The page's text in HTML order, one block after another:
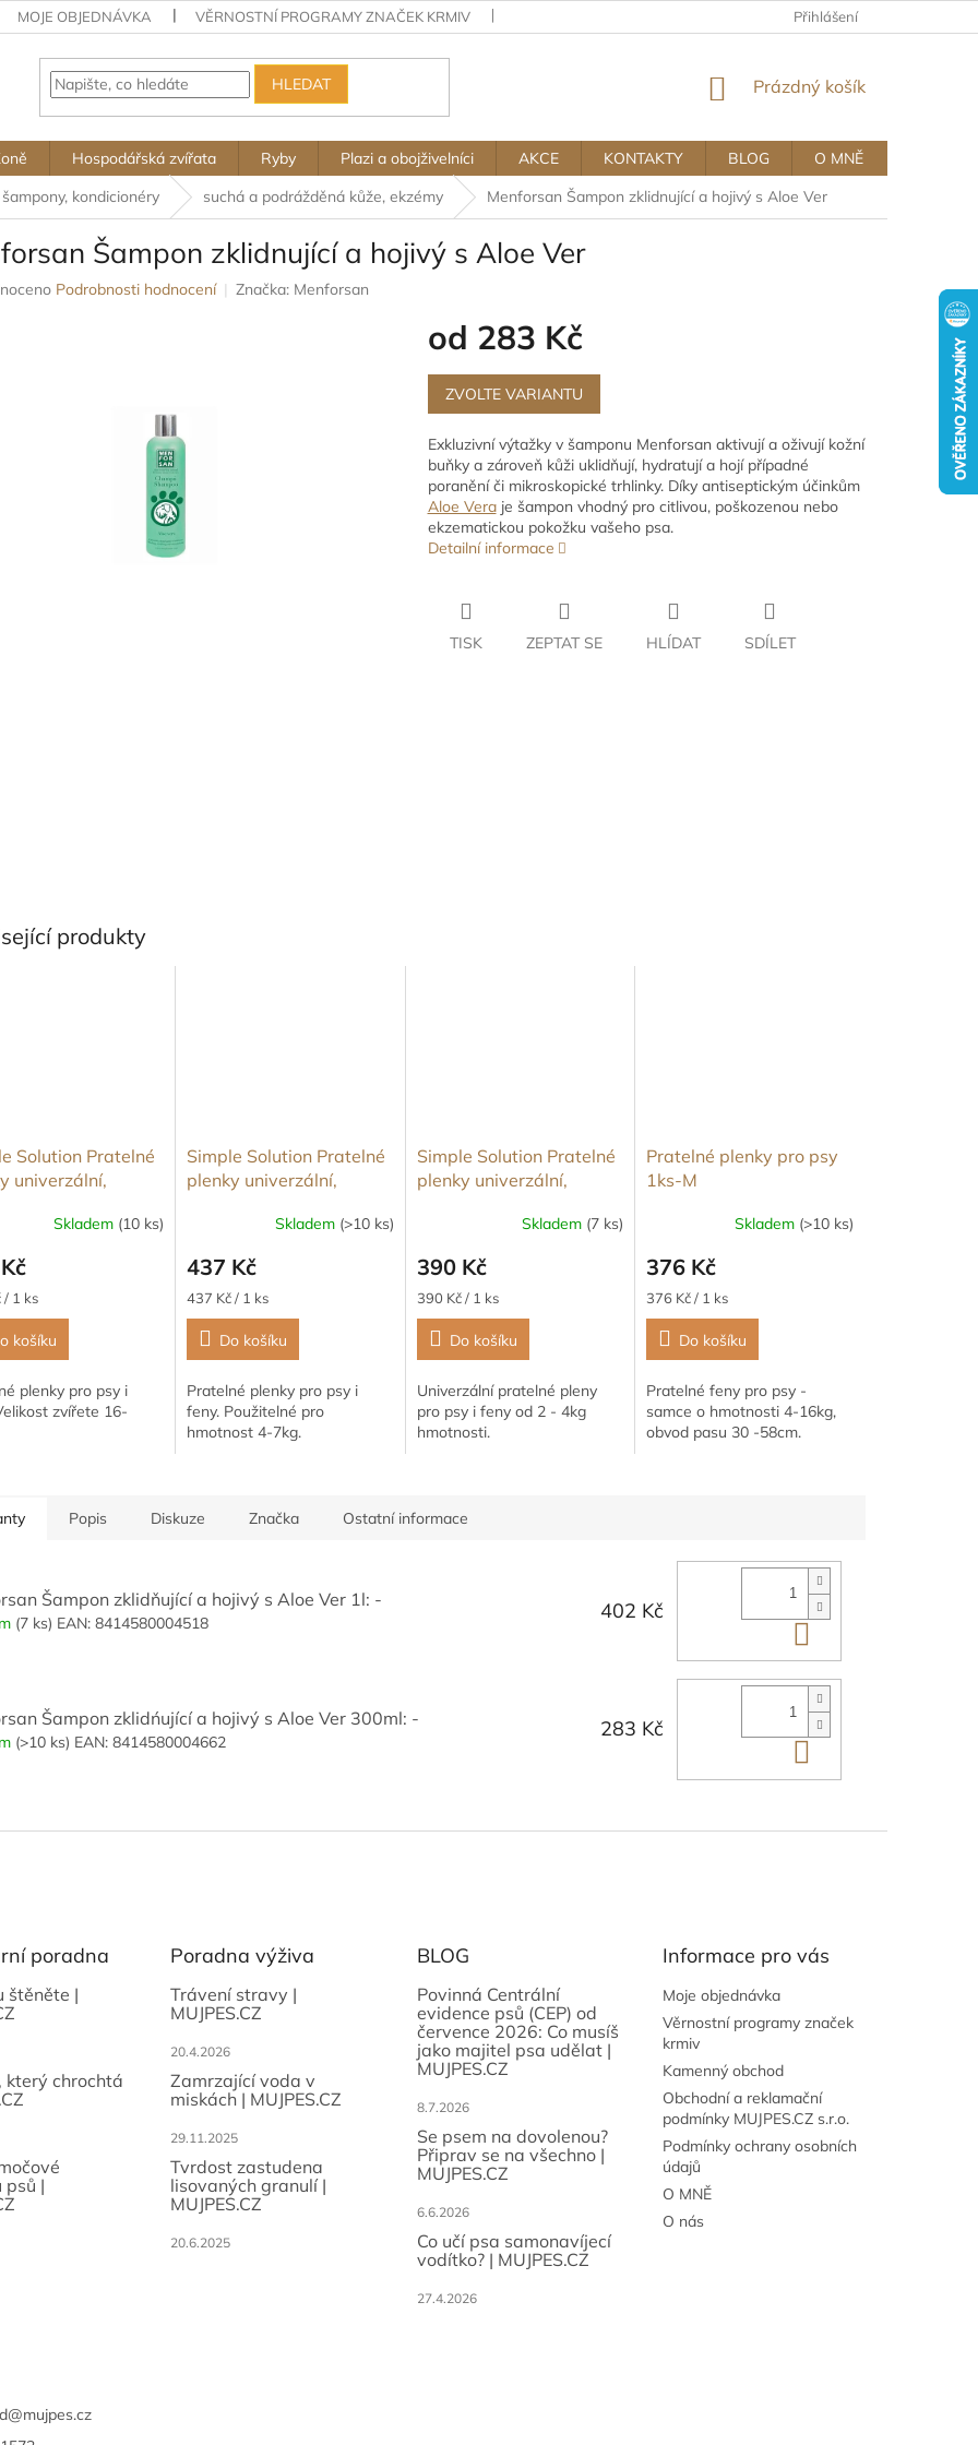
MOJE OBJEDNÁVKA VĚRNOSTNÍ PROGRAMY ZNAČEK KRMIV OBCHODNÍ A REKLAMAČNÍ PODMÍNKY
Přihlášení
HLEDAT
NÁKUPNÍ
Prázdný košík
Hospodářská zvířata Ryby Plazi a obojživelníci AKCE KONTAKTY BLOG
O MNĚ
šampony, kondicionéry suchá a podrážděná kůže, ekzémy Menforsan Šampon zklidnující a hojivý s Aloe Ver
Šampon zklidnující a hojivý s Aloe Ver
Podrobnosti hodnocení Značka: Menforsan
od 283 Kč
Měrná
cena:
ZVOLTE VARIANTU
Exkluzivní výtažky v šamponu Menforsan aktivují a oživují kožní
buňky a zároveň kůži uklidňují, hydratují a hojí případné
poranění či mikroskopické trhlinky. Díky antiseptickým účinkům
Aloe Veraje šampon vhodný pro citlivou, poškozenou nebo
ekzematickou pokožku vašeho psa.
Detailní informace
TISK ZEPTAT SE HLÍDAT SDÍLET
produkty
Solution Pratelné
univerzální,
Skladem (10 ks)
/ 1 ks
košíku
plenky pro psy i
zvířete 16-
Simple Solution Pratelné
plenky univerzální,
Skladem (>10 ks)
437 Kč
Měrná
cena:
437 Kč / 1 ks
Do košíku
Pratelné plenky pro psy i
feny. Použitelné pro
hmotnost 4-7kg.
Simple Solution Pratelné
plenky univerzální,
Skladem (7 ks)
390 Kč
Měrná
cena:
390 Kč / 1 ks
Do košíku
Univerzální pratelné pleny
pro psy i feny od 2 - 4kg
hmotnosti.
Pratelné plenky pro psy
1ks-M
Skladem (>10 ks)
376 Kč
Měrná
cena:
376 Kč / 1 ks
Do košíku
Pratelné feny pro psy -
samce o hmotnosti 4-16kg,
obvod pasu 30 -58cm.
Popis Diskuze Značka Ostatní informace
Šampon zklidňující a hojivý s Aloe Ver 1l: -
(7 ks) EAN: 8414580004518
402 Kč
Šampon zklidńující a hojivý s Aloe Ver 300ml: -
(>10 ks) EAN: 8414580004662
283 Kč
poradna
štěněte |
který chrochtá
psů |
Poradna výživa
Trávení stravy |
MUJPES.CZ
20.4.2026
Zamrzající voda v
miskách | MUJPES.CZ
29.11.2025
Tvrdost zastudena
lisovaných granulí |
MUJPES.CZ
20.6.2025
BLOG
Povinná Centrální
evidence psů (CEP) od
července 2026: Co musíš
jako majitel psa udělat |
MUJPES.CZ
8.7.2026
Se psem na dovolenou?
Připrav se na všechno |
MUJPES.CZ
6.6.2026
Co učí psa samonavíjecí
vodítko? | MUJPES.CZ
27.4.2026
Informace pro vás
Moje objednávka
Věrnostní programy značek
krmiv
Kamenný obchod
Obchodní a reklamační
podmínky MUJPES.CZ s.r.o.
Podmínky ochrany osobních
údajů
O MNĚ
O nás
@mujpes.cz